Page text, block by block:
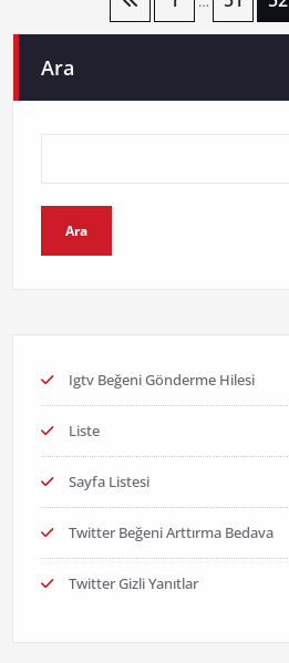
Ara
Ara
Igtv Beğeni Gönderme Hilesi
Liste
Sayfa Listesi
Twitter Beğeni Arttırma Bedava
Twitter Gizli Yanıtlar